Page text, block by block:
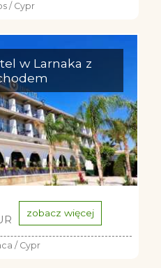
/ Cypr
w Larnaka z
zobacz więcej
/ Cypr